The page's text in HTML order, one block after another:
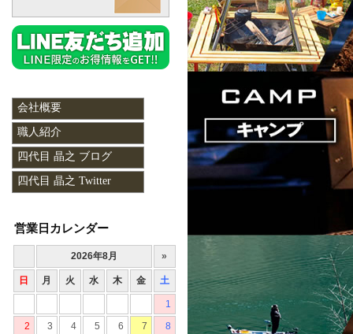
会社概要
職人紹介
四代目 晶之 ブログ
四代目 晶之 Twitter
営業日カレンダー